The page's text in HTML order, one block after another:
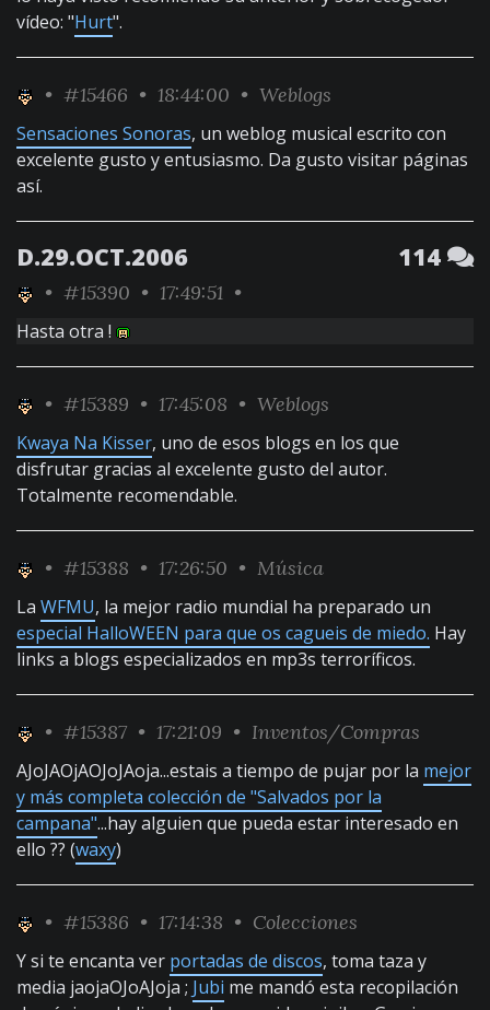
vídeo: "Hurt".
• #15466 • 18:44:00 • Weblogs
Sensaciones Sonoras, un weblog musical escrito con
excelente gusto y entusiasmo. Da gusto visitar páginas
así.
D.29.OCT.2006 114
• #15390 • 17:49:51 •
Hasta otra !
• #15389 • 17:45:08 • Weblogs
Kwaya Na Kisser, uno de esos blogs en los que
disfrutar gracias al excelente gusto del autor.
Totalmente recomendable.
• #15388 • 17:26:50 • Música
La WFMU, la mejor radio mundial ha preparado un
especial HalloWEEN para que os cagueis de miedo. Hay
links a blogs especializados en mp3s terroríficos.
• #15387 • 17:21:09 • Inventos/Compras
AJoJAOjAOJoJAoja...estais a tiempo de pujar por la mejor
y más completa colección de "Salvados por la
campana"...hay alguien que pueda estar interesado en
ello ?? (waxy)
• #15386 • 17:14:38 • Colecciones
Y si te encanta ver portadas de discos, toma taza y
media jaojaOJoAJoja ; Jubi me mandó esta recopilación